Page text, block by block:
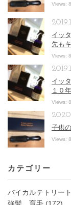
Views:
イッ
先も
Views:
イッ
１０
Views:
子供
Views:
カテゴリー
バイカルテトリー